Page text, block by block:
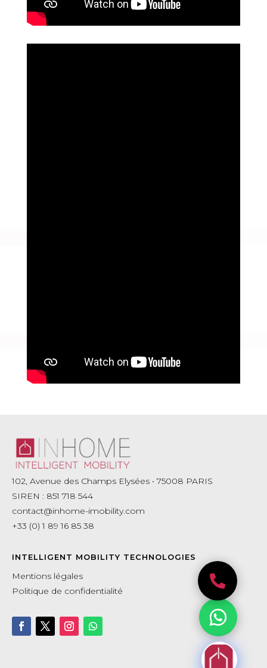
102, Avenue des Champs Elysées • 75008 PARIS
SIREN : 851 718 544
contact@inhome-imobility.com
+33 (0) 1 89 16 85 38
INTELLIGENT MOBILITY TECHNOLOGIES
Mentions légales
Politique de confidentialité
